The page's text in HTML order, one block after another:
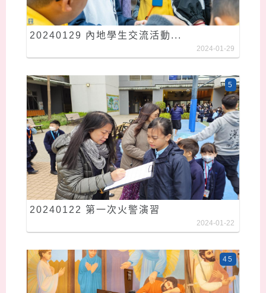
20240129 內地學生交流活動...
2024-01-29
20240122 第一次火警演習
5
2024-01-22
45